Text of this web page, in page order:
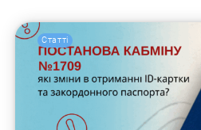
Статті